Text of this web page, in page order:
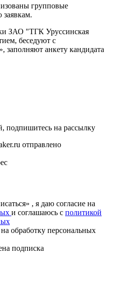
групповые
заявкам.
ЗАО "ТГК Уруссинская
беседуют с
анкету кандидата
подпишитесь на рассылку
отправлено
, я даю согласие на
и соглашаюсь c политикой
обработку персональных
подписка